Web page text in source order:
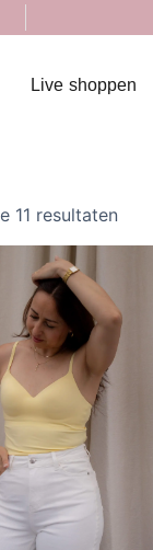
Live shoppen
11 resultaten